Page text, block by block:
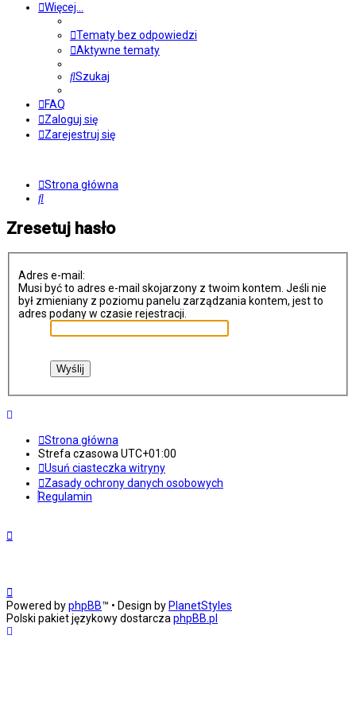
Więcej…
Tematy bez odpowiedzi
Aktywne tematy
Szukaj
FAQ
Zaloguj się
Zarejestruj się
Strona główna
Szukaj
Zresetuj hasło
Adres e-mail:
Musi być to adres e-mail skojarzony z twoim kontem. Jeśli nie
był zmieniany z poziomu panelu zarządzania kontem, jest to
adres podany w czasie rejestracji.
Strona główna
Strefa czasowaUTC+01:00
Usuń ciasteczka witryny
Zasady ochrony danych osobowych
Regulamin
Powered byphpBB™ • Design by PlanetStyles
Polski pakiet językowy dostarczaphpBB.pl